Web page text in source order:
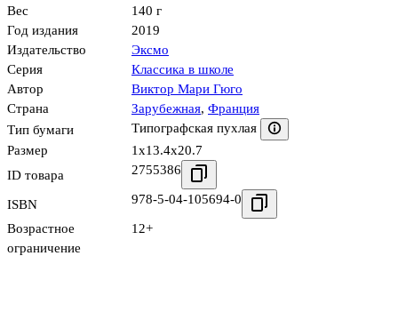
Вес
140 г
Год издания
2019
Издательство
Эксмо
Серия
Классика в школе
Автор
Виктор Мари Гюго
Страна
Зарубежная, Франция
Тип бумаги
Типографская пухлая
Размер
1x13.4x20.7
ID товара
2755386
ISBN 978-5-04-105694-0
Возрастное
ограничение
12+